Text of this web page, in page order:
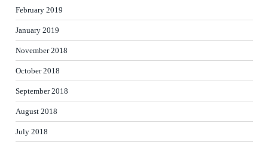
February 2019
January 2019
November 2018
October 2018
September 2018
August 2018
July 2018